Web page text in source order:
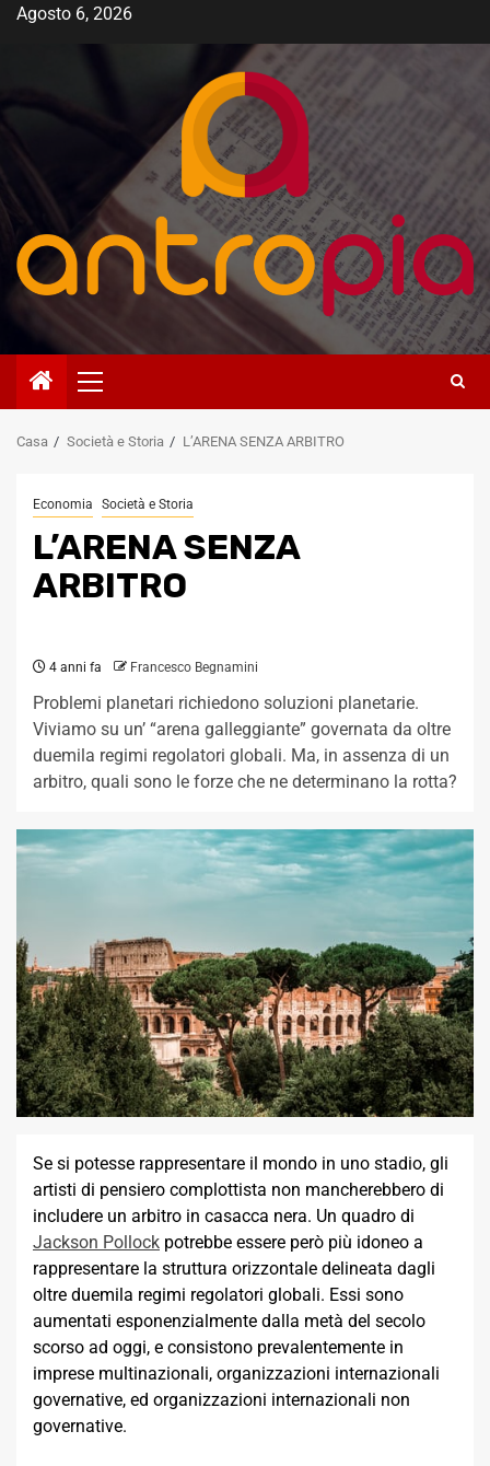
VaiAgosto 6, 2026
Menù
principale
Casa Società e Storia L’ARENA SENZA ARBITRO
Economia Società e Storia
L’ARENA SENZA
ARBITRO
4 anni fa Francesco Begnamini
Problemi planetari richiedono soluzioni planetarie.
Viviamo su un’ “arena galleggiante” governata da oltre
duemila regimi regolatori globali. Ma, in assenza di un
arbitro, quali sono le forze che ne determinano la rotta?
Se si potesse rappresentare il mondo in uno stadio, gli
artisti di pensiero complottista non mancherebbero di
includere un arbitro in casacca nera. Un quadro di
Jackson Pollock potrebbe essere però più idoneo a
rappresentare la struttura orizzontale delineata dagli
oltre duemila regimi regolatori globali. Essi sono
aumentati esponenzialmente dalla metà del secolo
scorso ad oggi, e consistono prevalentemente in
imprese multinazionali, organizzazioni internazionali
governative, ed organizzazioni internazionali non
governative.